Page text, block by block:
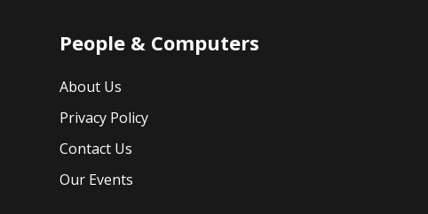
People & Computers
About Us
Privacy Policy
Contact Us
Our Events